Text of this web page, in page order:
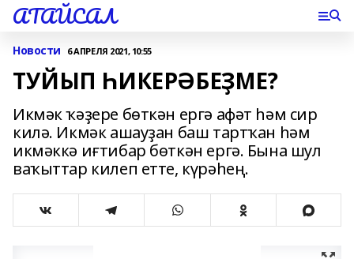
АТАЙСАЛ
Новости 6 АПРЕЛЯ 2021, 10:55
ТУЙЫП ҺИКЕРӘБЕҘМЕ?
Икмәк ҡәҙере бөткән ергә афәт һәм сир
килә. Икмәк ашауҙан баш тартҡан һәм
икмәккә иғтибар бөткән ергә. Бына шул
ваҡыттар килеп етте, күрәһең.